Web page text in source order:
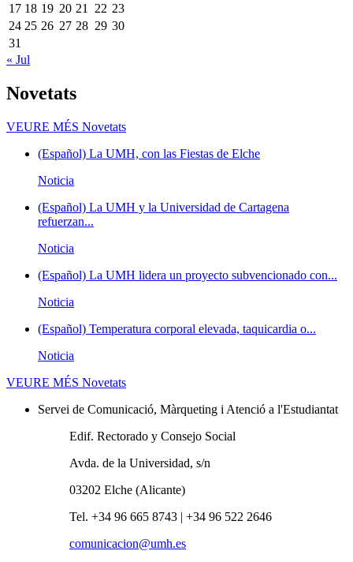
17 18 19 20 21 22 23
24 25 26 27 28 29 30
31
« Jul
Novetats
VEURE MÉS Novetats
(Español) La UMH, con las Fiestas de Elche
Noticia
(Español) La UMH y la Universidad de Cartagena
refuerzan...
Noticia
(Español) La UMH lidera un proyecto subvencionado con...
Noticia
(Español) Temperatura corporal elevada, taquicardia o...
Noticia
VEURE MÉS Novetats
Servei de Comunicació, Màrqueting i Atenció a l'Estudiantat
Edif. Rectorado y Consejo Social
Avda. de la Universidad, s/n
03202 Elche (Alicante)
Tel. +34 96 665 8743 | +34 96 522 2646
comunicacion@umh.es